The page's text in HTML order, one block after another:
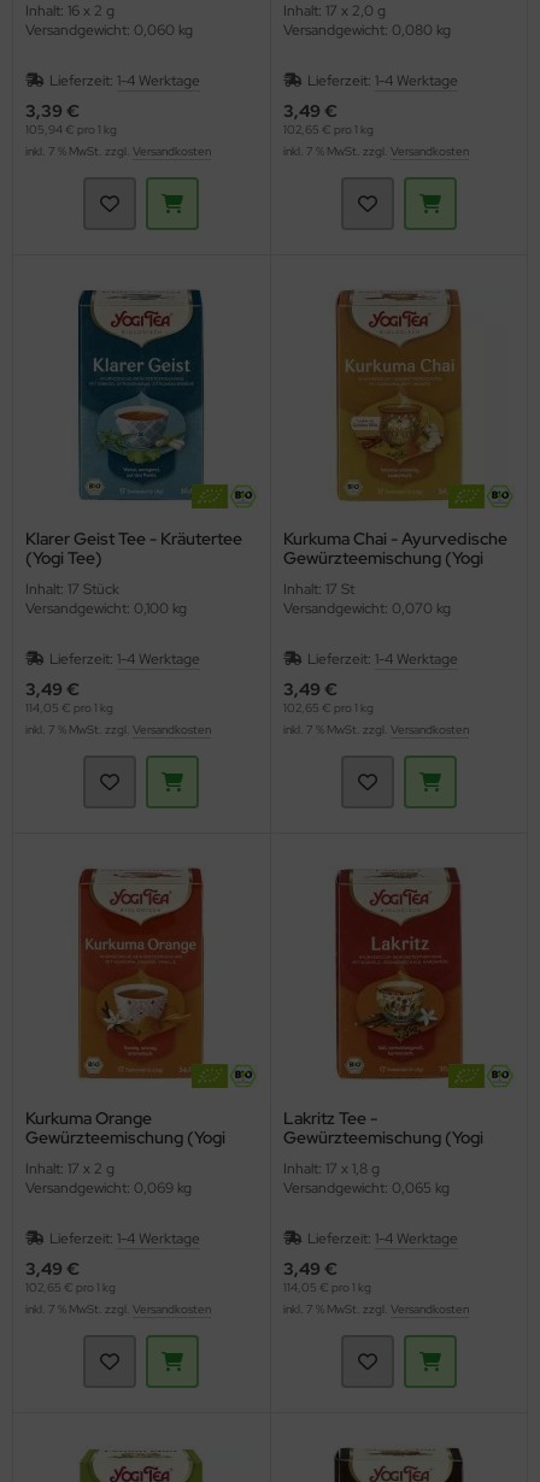
Inhalt: 16 x 2 g
Versandgewicht: 0,060 kg
Lieferzeit: 1-4 Werktage
3,39 €
105,94 € pro 1 kg
inkl. 7 % MwSt. zzgl. Versandkosten
Inhalt: 17 x 2,0 g
Versandgewicht: 0,080 kg
Lieferzeit: 1-4 Werktage
3,49 €
102,65 € pro 1 kg
inkl. 7 % MwSt. zzgl. Versandkosten
Klarer Geist Tee - Kräutertee
(Yogi Tee)
Inhalt: 17 Stück
Versandgewicht: 0,100 kg
Lieferzeit: 1-4 Werktage
3,49 €
114,05 € pro 1 kg
inkl. 7 % MwSt. zzgl. Versandkosten
Kurkuma Chai - Ayurvedische
Gewürzteemischung (Yogi
Inhalt: 17 St
Versandgewicht: 0,070 kg
Lieferzeit: 1-4 Werktage
3,49 €
102,65 € pro 1 kg
inkl. 7 % MwSt. zzgl. Versandkosten
Kurkuma Orange
Gewürzteemischung (Yogi
Inhalt: 17 x 2 g
Versandgewicht: 0,069 kg
Lieferzeit: 1-4 Werktage
3,49 €
102,65 € pro 1 kg
inkl. 7 % MwSt. zzgl. Versandkosten
Lakritz Tee -
Gewürzteemischung (Yogi
Inhalt: 17 x 1,8 g
Versandgewicht: 0,065 kg
Lieferzeit: 1-4 Werktage
3,49 €
114,05 € pro 1 kg
inkl. 7 % MwSt. zzgl. Versandkosten